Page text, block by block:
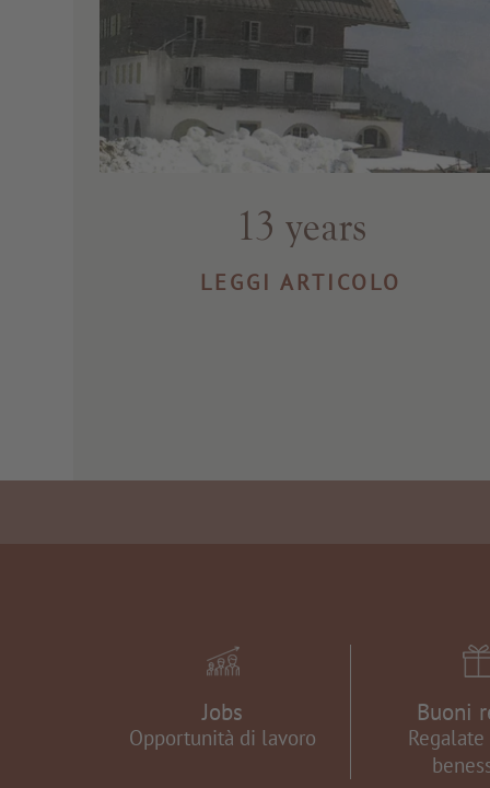
13 years
LEGGI ARTICOLO
Jobs
Opportunità di lavoro
Buoni